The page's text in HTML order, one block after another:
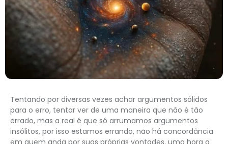
Tentando por diversas vezes achar argumentos sólidos
para o erro, tentar ver de uma maneira que não é tão
errado, mas a real é que só arrumamos argumentos
insólitos, por isso estamos errando, não há concordância
em quem anda por suas próprias vontades, uma hora a